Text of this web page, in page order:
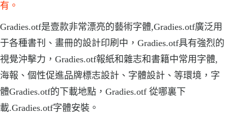
有。
Gradies.otf是壹款非常漂亮的藝術字體,Gradies.otf廣泛用
于各種書刊、畫冊的設計印刷中，Gradies.otf具有強烈的
視覺沖擊力，Gradies.otf報紙和雜志和書籍中常用字體,
海報、個性促進品牌標志設計、字體設計、等環境，字
體Gradies.otf的下載地點，Gradies.otf 從哪裏下
載.Gradies.otf字體安裝。